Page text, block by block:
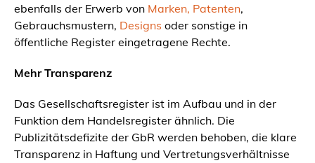
ebenfalls der Erwerb von Marken, Patenten,
Gebrauchsmustern, Designs oder sonstige in
öffentliche Register eingetragene Rechte.
Mehr Transparenz
Das Gesellschaftsregister ist im Aufbau und in der
Funktion dem Handelsregister ähnlich. Die
Publizitätsdefizite der GbR werden behoben, die klare
Transparenz in Haftung und Vertretungsverhältnisse